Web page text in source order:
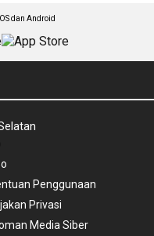
dan Android
Penggunaan
Privasi
Media Siber